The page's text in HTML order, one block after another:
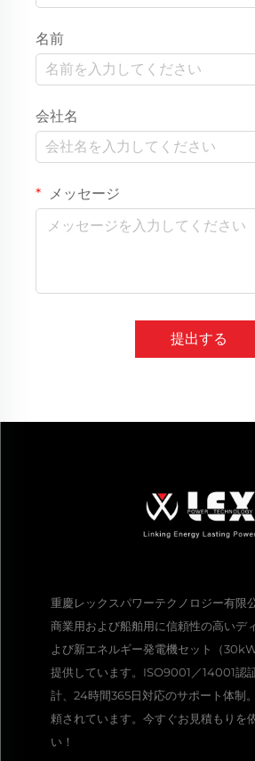
名前
会社名
メッセージ
提出する
重慶レックスパワーテクノロジー有限
商業用および船舶用に信頼性の高いデ
よび新エネルギー発電機セット（
提供しています。ISO9001／14001認
計、24時間365日対応のサポート体制
頼されています。今すぐお見積もりを
い！